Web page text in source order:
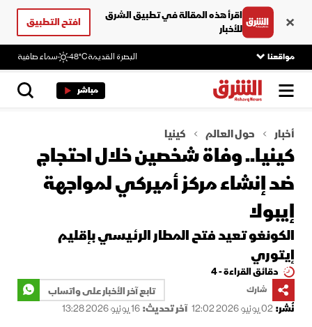
اقرأ هذه المقالة في تطبيق الشرق
للأخبار
افتح التطبيق
مواقعنا البصرة القديمة48°C سماء صافية
مباشر
أخبار حول العالم كينيا
كينيا.. وفاة شخصين خلال احتجاج
ضد إنشاء مركز أميركي لمواجهة
إيبولا
الكونغو تعيد فتح المطار الرئيسي بإقليم
إيتوري
دقائق القراءة - 4
شارك
تابع آخر الأخبار على واتساب
نُشر:02 يونيو 2026 12:02 آخر تحديث:16 يونيو 2026 13:28